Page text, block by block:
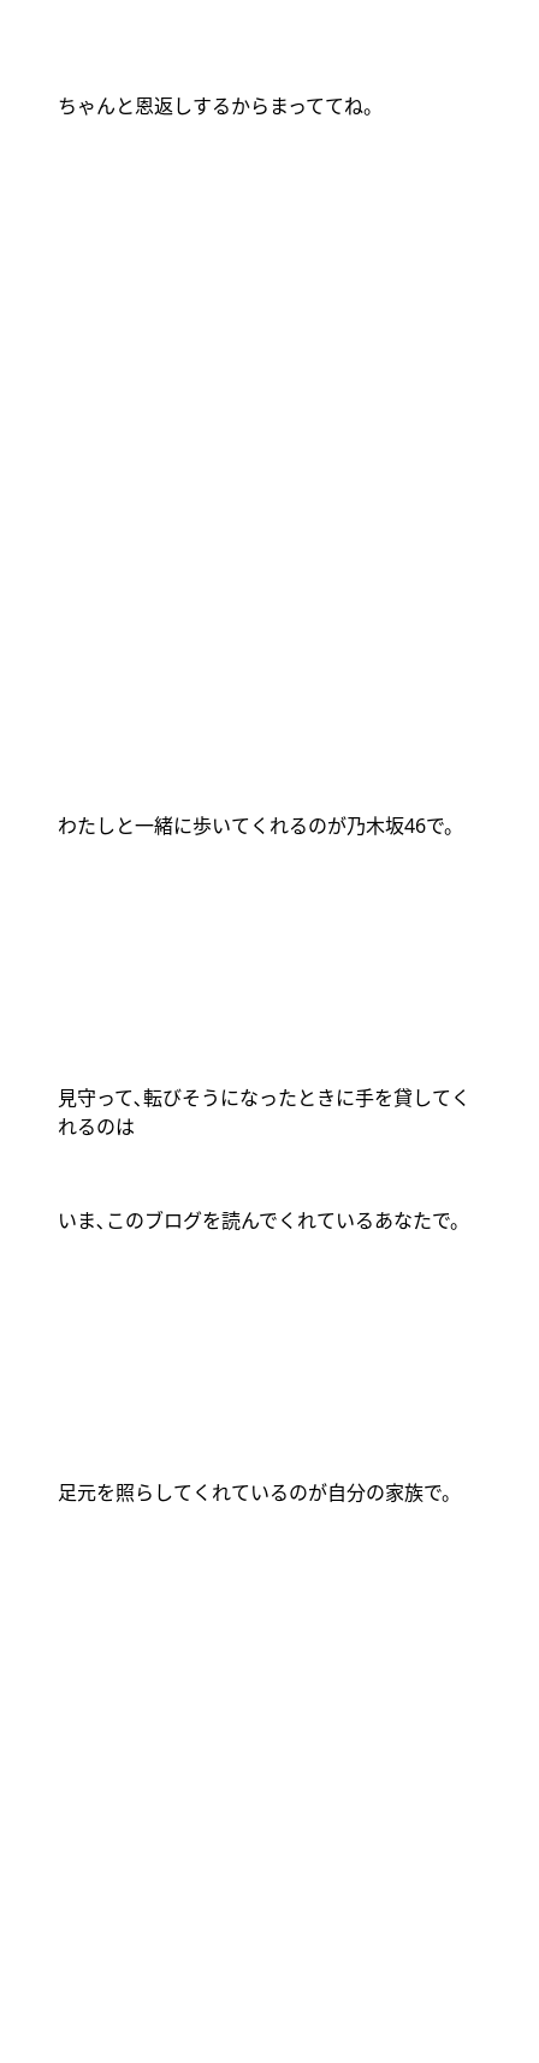
ちゃんと恩返しするからまっててね。
わたしと一緒に歩いてくれるのが乃木坂46で。
見守って､転びそうになったときに手を貸してく
れるのは
いま､このブログを読んでくれているあなたで。
足元を照らしてくれているのが自分の家族で。